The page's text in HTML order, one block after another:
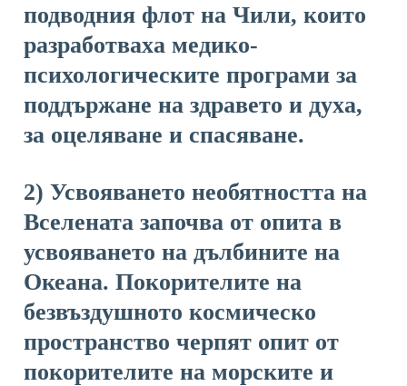
подводния флот на Чили, които
разработваха медико-
психологическите програми за
поддържане на здравето и духа,
за оцеляване и спасяване.
2) Усвояването необятността на
Вселената започва от опита в
усвояването на дълбините на
Океана. Покорителите на
безвъздушното космическо
пространство черпят опит от
покорителите на морските и